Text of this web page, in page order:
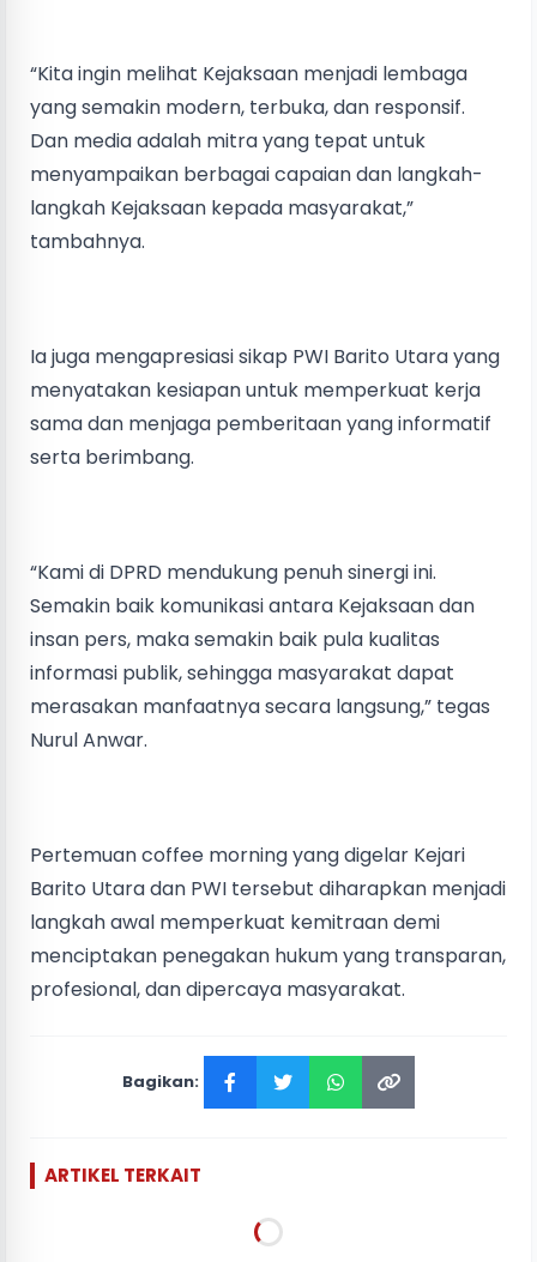
“Kita ingin melihat Kejaksaan menjadi lembaga
yang semakin modern, terbuka, dan responsif.
Dan media adalah mitra yang tepat untuk
menyampaikan berbagai capaian dan langkah-
langkah Kejaksaan kepada masyarakat,”
tambahnya.
Ia juga mengapresiasi sikap PWI Barito Utara yang
menyatakan kesiapan untuk memperkuat kerja
sama dan menjaga pemberitaan yang informatif
serta berimbang.
“Kami di DPRD mendukung penuh sinergi ini.
Semakin baik komunikasi antara Kejaksaan dan
insan pers, maka semakin baik pula kualitas
informasi publik, sehingga masyarakat dapat
merasakan manfaatnya secara langsung,” tegas
Nurul Anwar.
Pertemuan coffee morning yang digelar Kejari
Barito Utara dan PWI tersebut diharapkan menjadi
langkah awal memperkuat kemitraan demi
menciptakan penegakan hukum yang transparan,
profesional, dan dipercaya masyarakat.
Bagikan:
ARTIKEL TERKAIT